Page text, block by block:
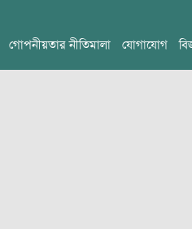
গোপনীয়তার নীতিমালা যোগাযোগ